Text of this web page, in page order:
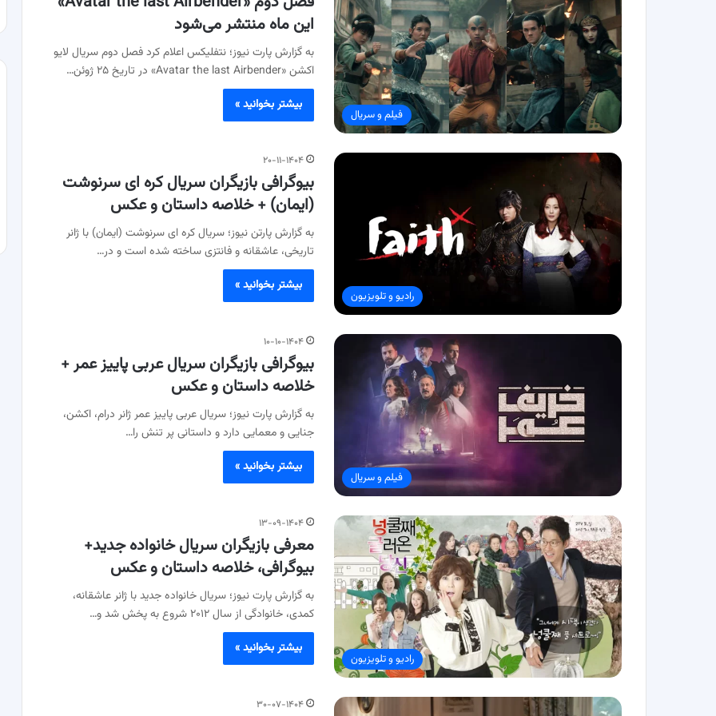
فیلم و سریال
این ماه منتشر می‌شود
به گزارش پارت نیوز؛ نتفلیکس اعلام کرد فصل دوم سریال لایو
اکشن «Avatar the last Airbender» در تاریخ ۲۵ ژوئن…
بیشتر بخوانید »
رادیو و تلویزیون
۲۰-۱۱-۱۴۰۴
بیوگرافی بازیگران سریال کره ای سرنوشت
(ایمان) + خلاصه داستان و عکس
به گزارش پارتن نیوز؛ سریال کره ای سرنوشت (ایمان) با ژانر
تاریخی، عاشقانه و فانتزی ساخته شده است و در…
بیشتر بخوانید »
فیلم و سریال
۱۰-۱۰-۱۴۰۴
بیوگرافی بازیگران سریال عربی پاییز عمر +
خلاصه داستان و عکس
به گزارش پارت نیوز؛ سریال عربی پاییز عمر ژانر درام، اکشن،
جنایی و معمایی دارد و داستانی پر تنش را…
بیشتر بخوانید »
رادیو و تلویزیون
۱۳-۰۹-۱۴۰۴
معرفی بازیگران سریال خانواده جدید+
بیوگرافی، خلاصه داستان و عکس
به گزارش پارت نیوز؛ سریال خانواده جدید با ژانر عاشقانه،
کمدی، خانوادگی از سال ۲۰۱۲ شروع به پخش شد و…
بیشتر بخوانید »
۳۰-۰۷-۱۴۰۴